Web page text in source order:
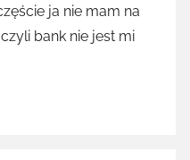
ja nie mam na
bank nie jest mi